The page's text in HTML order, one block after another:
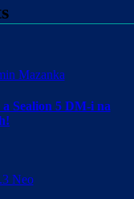
Mazanka
Sealion 5 DM-i na